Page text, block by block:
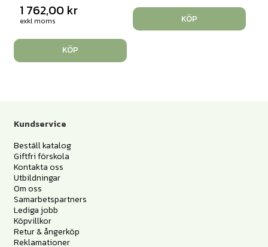
1 762,00 kr
exkl moms
KÖP
KÖP
Kundservice
Beställ katalog
Giftfri förskola
Kontakta oss
Utbildningar
Om oss
Samarbetspartners
Lediga jobb
Köpvillkor
Retur & ångerköp
Reklamationer